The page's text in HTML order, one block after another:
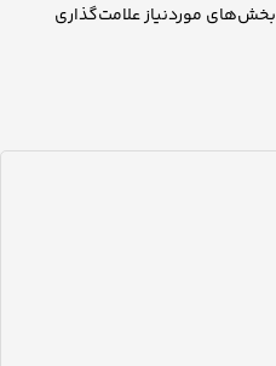
بخش‌های موردنیاز علامت‌گذاری